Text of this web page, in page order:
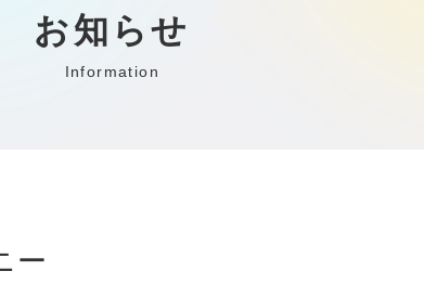
お知らせ
Information
ー